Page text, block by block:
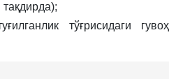
тўғрисидаги